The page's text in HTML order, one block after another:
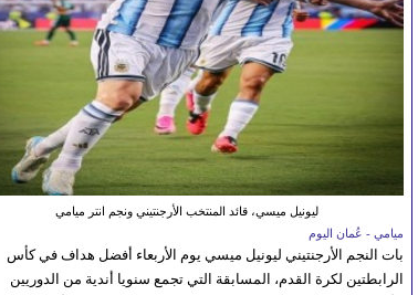
ليونيل ميسي، قائد المنتخب الأرجنتيني ونجم انتر ميامي
ميامي - عُمان اليوم
بات النجم الأرجنتيني ليونيل ميسي يوم الأربعاء أفضل هداف في كأس
الرابطتين لكرة القدم، المسابقة التي تجمع سنويا أندية من الدوريين